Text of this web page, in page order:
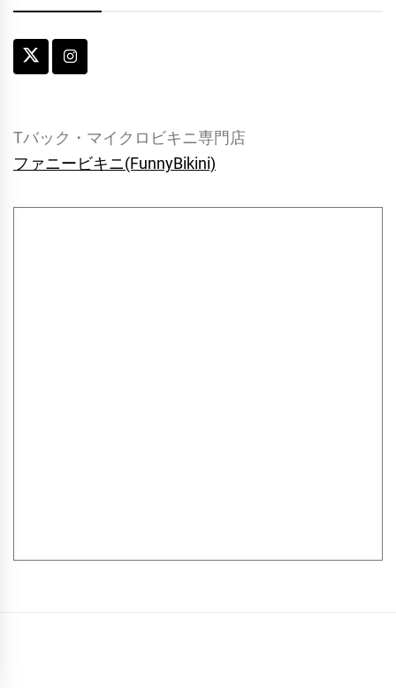
Tバック・マイクロビキニ専門店
ファニービキニ(FunnyBikini)